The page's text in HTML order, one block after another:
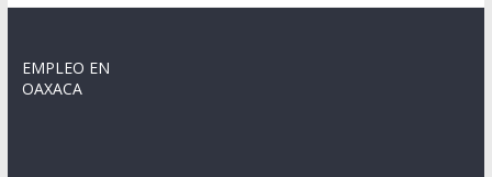
EMPLEO EN
OAXACA